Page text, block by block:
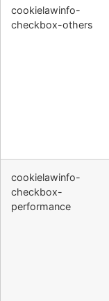
cookielawinfo-
checkbox-others
cookielawinfo-
checkbox-
performance